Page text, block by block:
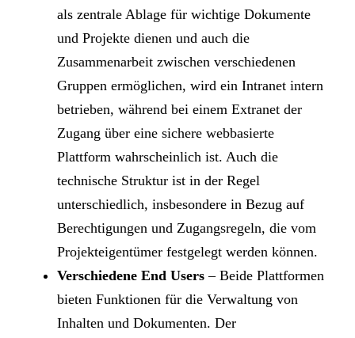
als zentrale Ablage für wichtige Dokumente
und Projekte dienen und auch die
Zusammenarbeit zwischen verschiedenen
Gruppen ermöglichen, wird ein Intranet intern
betrieben, während bei einem Extranet der
Zugang über eine sichere webbasierte
Plattform wahrscheinlich ist. Auch die
technische Struktur ist in der Regel
unterschiedlich, insbesondere in Bezug auf
Berechtigungen und Zugangsregeln, die vom
Projekteigentümer festgelegt werden können.
Verschiedene End Users – Beide Plattformen
bieten Funktionen für die Verwaltung von
Inhalten und Dokumenten. Der